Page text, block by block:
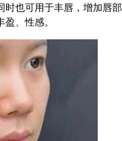
时也可用于丰唇，增加唇部
、性感。